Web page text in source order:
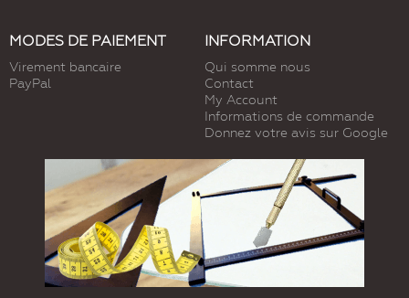
MODES DE PAIEMENT
Virement bancaire
PayPal
INFORMATION
Qui somme nous
Contact
My Account
Informations de commande
Donnez votre avis sur Google